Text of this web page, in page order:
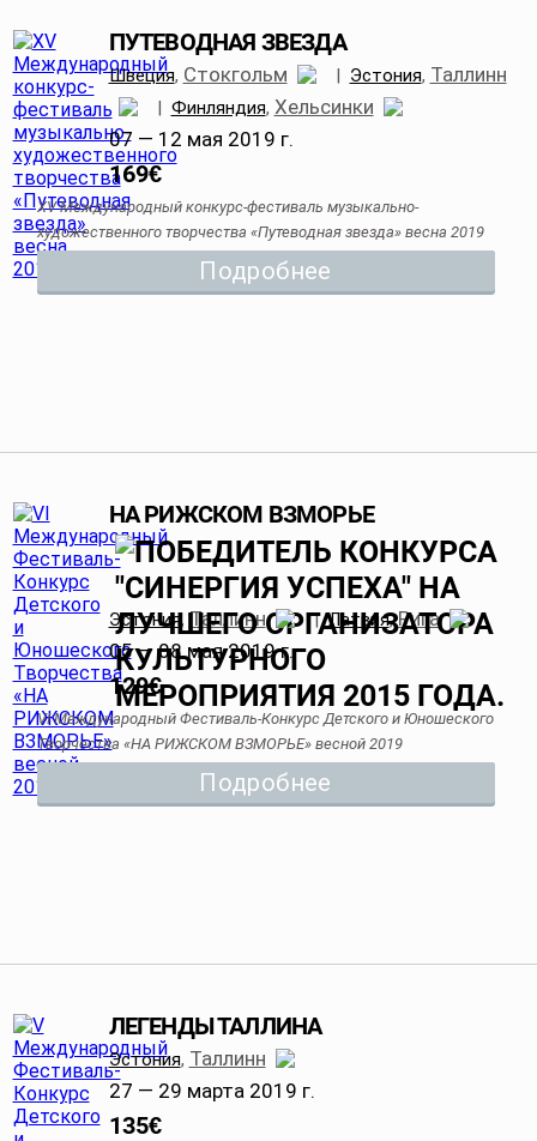
ПУТЕВОДНАЯ ЗВЕЗДА
Швеция, Стокгольм | Эстония, Таллинн
| Финляндия, Хельсинки
07 — 12 мая 2019 г.
169€
XV Международный конкурс-фестиваль музыкально-
художественного творчества «Путеводная звезда» весна 2019
Подробнее
НА РИЖСКОМ ВЗМОРЬЕ
Эстония,Таллинн |Латвия,Рига
05 — 08 мая 2019 г.
129€
VI Международный Фестиваль-Конкурс Детского и Юношеского
Творчества «НА РИЖСКОМ ВЗМОРЬЕ» весной 2019
Подробнее
ЛЕГЕНДЫ ТАЛЛИНА
Эстония, Таллинн
27 — 29 марта 2019 г.
135€